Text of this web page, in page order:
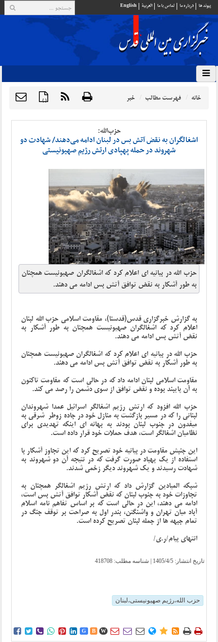
پيوند ها درباره ما تماس با ما العربية English
{ } خانه فهرست مطالب خبر
حزب‌الله:
اشغالگران به نقض آتش بس در لبنان ادامه می‌دهند/ شهادت دو
شهروند در حمله پهپادی ارتش رژیم صهیونیستی
حزب الله در بیانیه ای اعلام کرد که اشغالگران صهیونیست همچنان
به طور آشکار به نقض توافق آتش بس ادامه می دهند.
به گزارش خبرگزاری قدس(قدسنا)، مقاومت اسلامی حزب الله لبنان
اعلام کرد که اشغالگران صهیونیست همچنان به طور آشکار به
نقض آتش بس ادامه می دهند.
حزب الله در بیانیه ای اعلام کرد که اشغالگران صهیونیست همچنان
به طور آشکار به نقض توافق آتش بس ادامه می دهند.
مقاومت اسلامی لبنان ادامه داد که در حالی است که مقاومت تاکنون
به آن پایبند بوده و نقض توافق از سوی دشمن را رصد می کند.
حزب الله افزود که ارتش رژیم اشغالگر اسرائیل عمدا شهروندان
لبنانی را که در مسیر بازگشت به منازل خود در جاده زوطر شرقی به
میفدون در جنوب لبنان بودند به بهانه ای اینکه تهدیدی برای
نظامیان اشغالگر است، هدف حملات خود قرار داده است.
این جنبش مقاومت در بیانیه خود تصریح کرد که این تجاوز آشکار با
استفاده از یک پهپاد صورت گرفت که در نتیجه آن دو شهروند به
شهادت رسیدند و یک شهروند دیگر زخمی شدند.
شبکه المیادین گزارش داد که ارتش رژیم اشغالگر همچنان به
تجاوزات خود به جنوب لبنان که نقض آشکار توافق آتش بس است،
ادامه می دهند، این در حالی است که بر اساس تفاهم نامه اسلام
آباد میان تهران و واشنگتن، بندر اول به صراحت بر توقف جنگ در
تمام جبهه ها از جمله لبنان تصریح کرده است.
انتهای پیام/ر.ی/
تاریخ انتشار: 1405/4/5 | شناسه مطلب: 418708
حزب الله،رژیم صهیونیستی،لبنان
      G B W        